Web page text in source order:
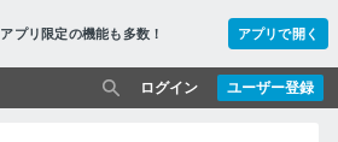
アプリ限定の機能も多数！ アプリで開く
ユーザー登録
ログイン